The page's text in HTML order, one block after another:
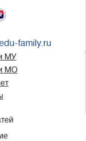
family.ru
МУ
МО